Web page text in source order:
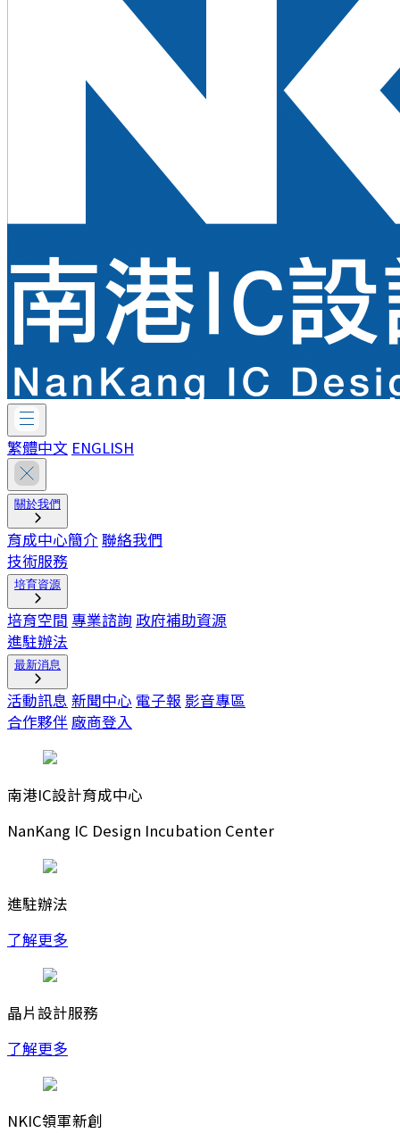
繁體中文 ENGLISH
關於我們
育成中心簡介 聯絡我們
技術服務
培育資源
培育空間 專業諮詢 政府補助資源
進駐辦法
最新消息
活動訊息 新聞中心 電子報 影音專區
合作夥伴 廠商登入
南港IC設計育成中心
NanKang IC Design Incubation Center
進駐辦法
了解更多
晶片設計服務
了解更多
NKIC領軍新創